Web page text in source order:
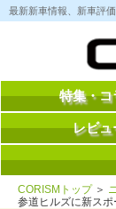
コ
ン
へ
最新新車情報、新車評
特集・コ
レビュ
CORISMトップ＞
参道ヒルズに新スポ